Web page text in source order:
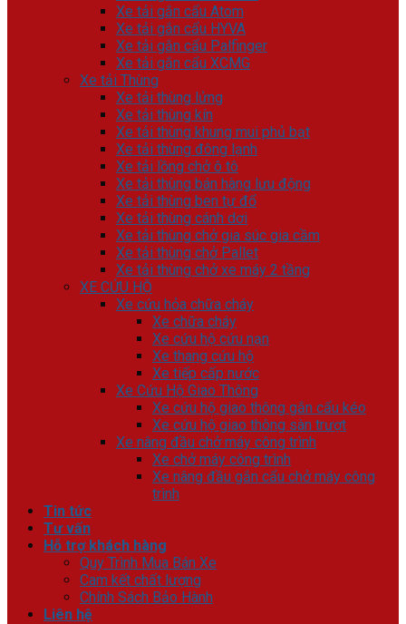
Xe tải gắn cẩu Atom
Xe tải gắn cẩu HYVA
Xe tải gắn cẩu Palfinger
Xe tải gắn cẩu XCMG
Xe tải Thùng
Xe tải thùng lửng
Xe tải thùng kín
Xe tải thùng khung mui phủ bạt
Xe tải thùng đông lạnh
Xe tải lồng chở ô tô
Xe tải thùng bán hàng lưu động
Xe tải thùng ben tự đổ
Xe tải thùng cánh dơi
Xe tải thùng chở gia súc gia cầm
Xe tải thùng chở Pallet
Xe tải thùng chở xe máy 2 tầng
XE CỨU HỘ
Xe cứu hỏa chữa cháy
Xe chữa cháy
Xe cứu hộ cứu nạn
Xe thang cứu hộ
Xe tiếp cấp nước
Xe Cứu Hộ Giao Thông
Xe cứu hộ giao thông gắn cẩu kéo
Xe cứu hộ giao thông sàn trượt
Xe nâng đầu chở máy công trình
Xe chở máy công trình
Xe nâng đầu gắn cẩu chở máy công
trình
Tin tức
Tư vấn
Hỗ trợ khách hàng
Quy Trình Mua Bán Xe
Cam kết chất lượng
Chính Sách Bảo Hành
Liên hệ